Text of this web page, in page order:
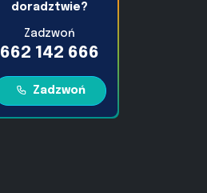
doradztwie?
Zadzwoń
662 142 666
Zadzwoń